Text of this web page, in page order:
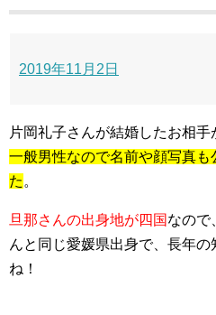
2019年11月2日
片岡礼子さんが結婚したお相手
一般男性なので名前や顔写真も
た 。
旦那さんの出身地が四国なので
んと同じ愛媛県出身で、長年
ね！